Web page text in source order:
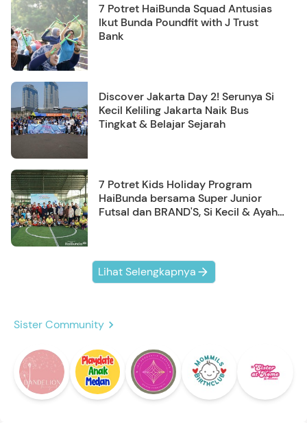
7 Potret HaiBunda Squad Antusias
Ikut Bunda Poundfit with J Trust
Bank
Discover Jakarta Day 2! Serunya Si
Kecil Keliling Jakarta Naik Bus
Tingkat & Belajar Sejarah
7 Potret Kids Holiday Program
HaiBunda bersama Super Junior
Futsal dan BRAND'S, Si Kecil & Ayah
Lihat Selengkapnya
Sister Community